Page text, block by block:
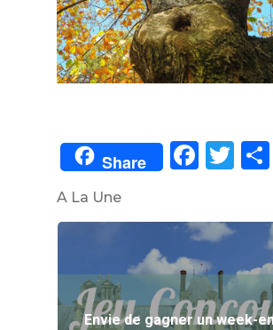
Share
A La Une
Envie de gagner un week-